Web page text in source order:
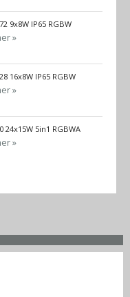
9x8W IP65 RGBW
»
16x8W IP65 RGBW
»
5in1 RGBWA
»